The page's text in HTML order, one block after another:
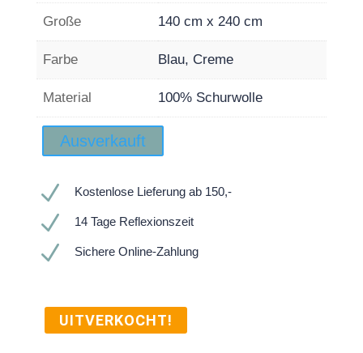
Große 140 cm x 240 cm
Farbe Blau, Creme
Material 100% Schurwolle
Ausverkauft
N Kostenlose Lieferung ab 150,-
N 14 Tage Reflexionszeit
N Sichere Online-Zahlung
UITVERKOCHT!